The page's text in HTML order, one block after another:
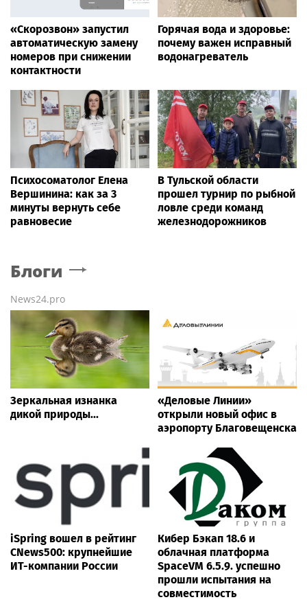
«Скорозвон» запустил
автоматическую замену
номеров при снижении
контактности
Горячая вода и здоровье:
почему важен исправный
водонагреватель
Психосоматолог Елена
Вершинина: как за 3
минуты вернуть себе
равновесие
В Тульской области
прошел турнир по рыбной
ловле среди команд
железнодорожников
Блоги
News24.pro
Зеркальная изнанка
дикой природы...
«Деловые Линии»
открыли новый офис в
аэропорту Благовещенска
iSpring вошел в рейтинг
CNews500: крупнейшие
ИТ-компании России
Кибер Бэкап 18.6 и
облачная платформа
SpaceVM 6.5.9. успешно
прошли испытания на
совместимость